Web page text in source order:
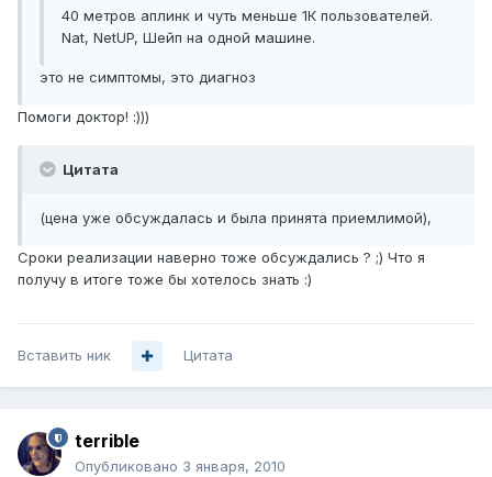
40 метров аплинк и чуть меньше 1К пользователей.
Nat, NetUP, Шейп на одной машине.
это не симптомы, это диагноз
Помоги доктор! :)))
Цитата
(цена уже обсуждалась и была принята приемлимой),
Сроки реализации наверно тоже обсуждались ? ;) Что я
получу в итоге тоже бы хотелось знать :)
Вставить ник Цитата
terrible
Опубликовано 3 января, 2010